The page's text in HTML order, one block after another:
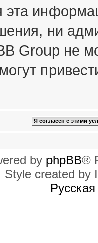
эта
ни
Group не
by phpBB®
Style created by